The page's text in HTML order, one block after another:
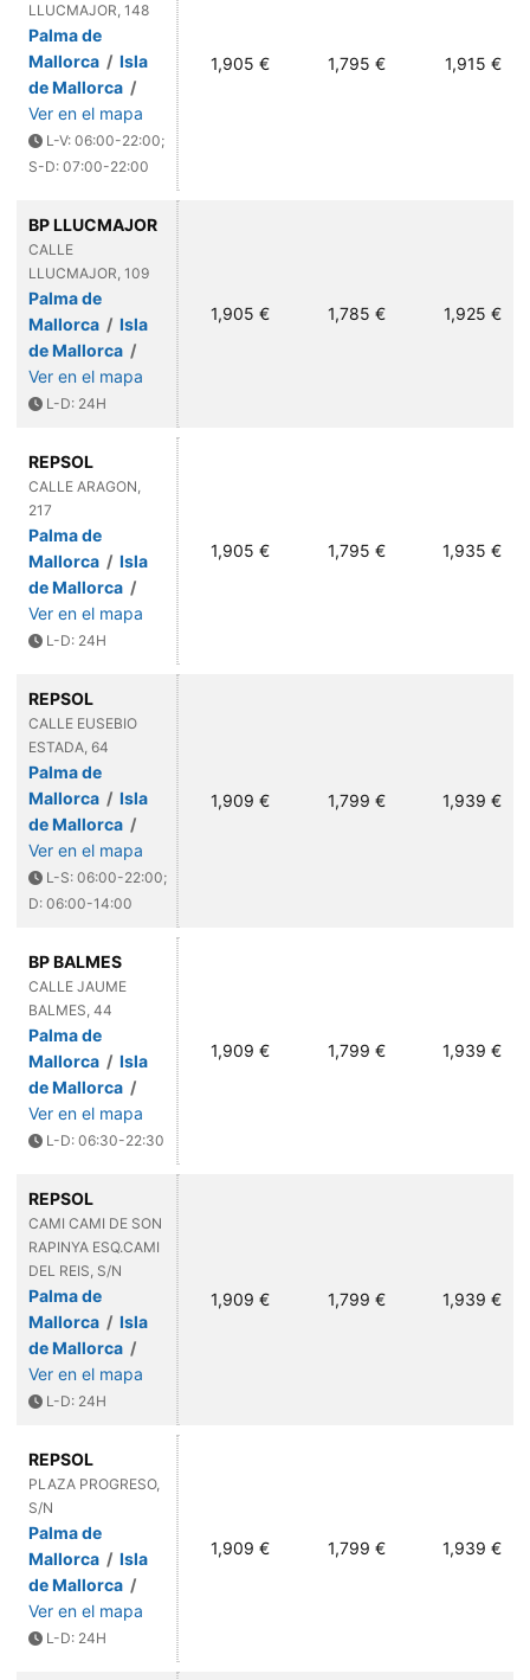
LLUCMAJOR, 148
Palma de
Mallorca / Isla
de Mallorca /
Ver en el mapa
L-V: 06:00-22:00;
S-D: 07:00-22:00
1,905 € 1,795 € 1,915 €
BP LLUCMAJOR
CALLE
LLUCMAJOR, 109
Palma de
Mallorca / Isla
de Mallorca /
Ver en el mapa
L-D: 24H
1,905 € 1,785 € 1,925 €
REPSOL
CALLE ARAGON,
217
Palma de
Mallorca / Isla
de Mallorca /
Ver en el mapa
L-D: 24H
1,905 € 1,795 € 1,935 €
REPSOL
CALLE EUSEBIO
ESTADA, 64
Palma de
Mallorca / Isla
de Mallorca /
Ver en el mapa
L-S: 06:00-22:00;
D: 06:00-14:00
1,909 € 1,799 € 1,939 €
BP BALMES
CALLE JAUME
BALMES, 44
Palma de
Mallorca / Isla
de Mallorca /
Ver en el mapa
L-D: 06:30-22:30
1,909 € 1,799 € 1,939 €
REPSOL
CAMI CAMI DE SON
RAPINYA ESQ.CAMI
DEL REIS, S/N
Palma de
Mallorca / Isla
de Mallorca /
Ver en el mapa
L-D: 24H
1,909 € 1,799 € 1,939 €
REPSOL
PLAZA PROGRESO,
S/N
Palma de
Mallorca / Isla
de Mallorca /
Ver en el mapa
L-D: 24H
1,909 € 1,799 € 1,939 €